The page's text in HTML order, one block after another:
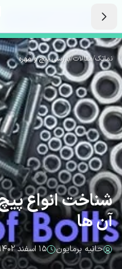
نماتک/مقالات/بازرسی پیچ و مهره
شناخت انواع
آن ها
حانیه برمایون ۱۵ اسفند ۱۴۰۲